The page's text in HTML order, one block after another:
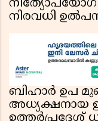
നിത്യോപയോഗ
നിരവധി
ബിഹാർ ഉപ
അധ്യക്ഷനായ